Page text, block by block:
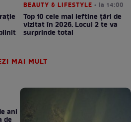
BEAUTY & LIFESTYLE • la 14:00
Top 10 cele mai ieftine țări de
vizitat în 2026. Locul 2 te va
surprinde total
MAI MULT
ani